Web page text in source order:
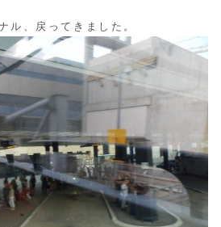
ル、戻ってきました。